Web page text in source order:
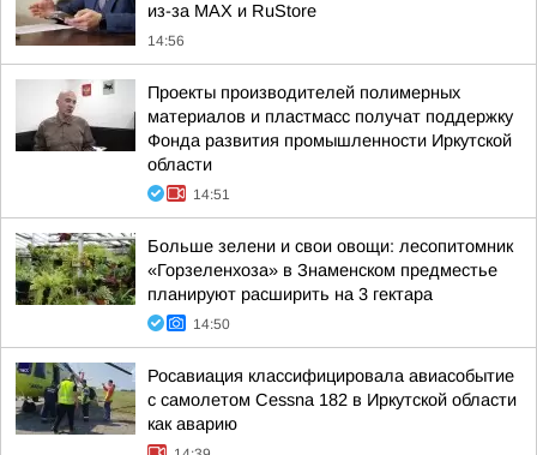
из-за MAX и RuStore
14:56
Проекты производителей полимерных
материалов и пластмасс получат поддержку
Фонда развития промышленности Иркутской
области
14:51
Больше зелени и свои овощи: лесопитомник
«Горзеленхоза» в Знаменском предместье
планируют расширить на 3 гектара
14:50
Росавиация классифицировала авиасобытие
с самолетом Cessna 182 в Иркутской области
как аварию